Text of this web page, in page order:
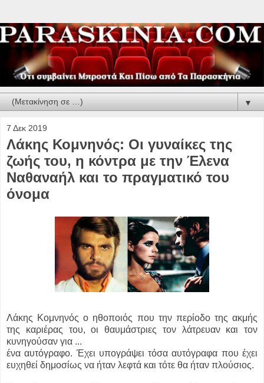
▼
7 Δεκ 2019
Λάκης Κομνηνός: Οι γυναίκες της
ζωής του, η κόντρα με την Έλενα
Ναθαναήλ και το πραγματικό του
όνομα
Λάκης Κομνηνός ο ηθοποιός που την περίοδο της ακμής
της καριέρας του, οι θαυμάστριες τον λάτρευαν και τον
κυνηγούσαν για ...
ένα αυτόγραφο. Έχει υπογράψει τόσα αυτόγραφα που έχει
ευχηθεί δημοσίως να ήταν λεφτά και τότε θα ήταν πλούσιος.